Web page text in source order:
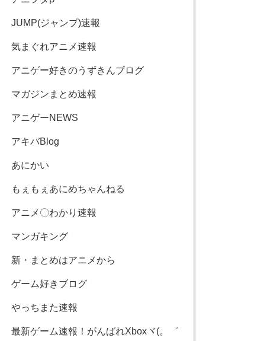
JUMP(ジャンプ)速報
気まぐれアニメ速報
アニゲー好きのうずきんブログ
マガジンまとめ速報
アニゲーNEWS
アキバBlog
あにかい
もぇもぇあにめちゃんねる
アニメ〇わかり速報
マンガキング
新・まとめはアニメから
ゲーム好きブログ
やっちまた速報
最新ゲーム速報！がんばれXboxヾ(。゜